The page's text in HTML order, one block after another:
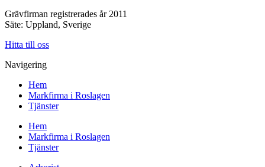
Grävfirman registrerades år 2011
Säte: Uppland, Sverige
Hitta till oss
Navigering
Hem
Markfirma i Roslagen
Tjänster
Hem
Markfirma i Roslagen
Tjänster